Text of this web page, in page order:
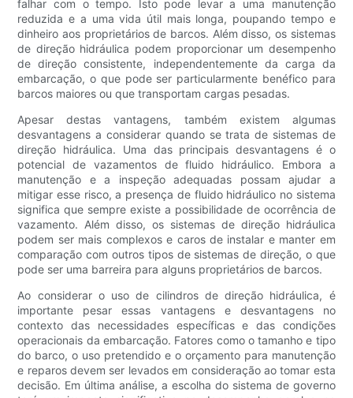
falhar com o tempo. Isto pode levar a uma manutenção
reduzida e a uma vida útil mais longa, poupando tempo e
dinheiro aos proprietários de barcos. Além disso, os sistemas
de direção hidráulica podem proporcionar um desempenho
de direção consistente, independentemente da carga da
embarcação, o que pode ser particularmente benéfico para
barcos maiores ou que transportam cargas pesadas.
Apesar destas vantagens, também existem algumas
desvantagens a considerar quando se trata de sistemas de
direção hidráulica. Uma das principais desvantagens é o
potencial de vazamentos de fluido hidráulico. Embora a
manutenção e a inspeção adequadas possam ajudar a
mitigar esse risco, a presença de fluido hidráulico no sistema
significa que sempre existe a possibilidade de ocorrência de
vazamento. Além disso, os sistemas de direção hidráulica
podem ser mais complexos e caros de instalar e manter em
comparação com outros tipos de sistemas de direção, o que
pode ser uma barreira para alguns proprietários de barcos.
Ao considerar o uso de cilindros de direção hidráulica, é
importante pesar essas vantagens e desvantagens no
contexto das necessidades específicas e das condições
operacionais da embarcação. Fatores como o tamanho e tipo
do barco, o uso pretendido e o orçamento para manutenção
e reparos devem ser levados em consideração ao tomar esta
decisão. Em última análise, a escolha do sistema de governo